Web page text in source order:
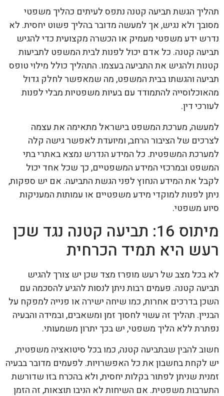
תהליך הגשת תביעה קטנה נתפס לעיתים כהליך משפטי
מסובך ולא נגיש, אך למעשה מדובר בהליך פשוט יחסית. לא
נדרש ידע משפטי מעמיק או הכשרה מקצועית כדי להגיש
תביעה קטנה. כל אדם יכול לפנות לבית המשפט לתביעות
קטנות ולהגיש את התביעה בעצמו. התהליך כולל מילוי טופס
תביעה והגשתו בבית המשפט, מה שמאפשר לחלק גדול
מהאוכלוסייה להתמודד עם בעיות משפטיות מבלי לפנות
לעורכי דין.
למעשה, מערכת המשפט בישראל מתאימה את עצמה
לצרכים של הציבור הרחב, ומיועדת לאפשר גישה קלה
למערכת המשפטית. כל המידע הנדרש נמצא באתרי בתי
המשפט ובמרכזי המידע המשפטיים, כך שכל אחד יכול
לקבל את המידע הנחוץ לפני הגשת התביעה. אם יש ספקות,
ניתן לפנות למוקדי מידע משפטיים או עמותות המעניקות
סיוע משפטי.
מיתוס 16: תביעה קטנה נגד שכן
רעש היא תמיד הכרחית
לא בכל מצב של רעש מופרז מצד שכן יש צורך להגיש
תביעה קטנה. פעמים רבות ניתן לנסות להגיע להסכמה עם
השכן בדרכים אחרות, כמו שיחה ישירה או פנייה למפקח על
הבניין. תהליך זה עשוי לחסוך זמן ומשאבים, ובמידה והבעיה
נפתרת ללא הליך משפטי, יש בכך יתרון משמעותי.
חשוב להבין שבתביעה קטנה, כמו בכל סיטואציה משפטית,
יש לקחת בחשבון את כל האפשרויות. לפעמים מדובר בבעיה
זמנית שניתן לפתור בקלות יחסית, ולא בהכרח בזו שדורשת
התערבות משפטית. אם השיחות לא הניבו תוצאות, זה הזמן